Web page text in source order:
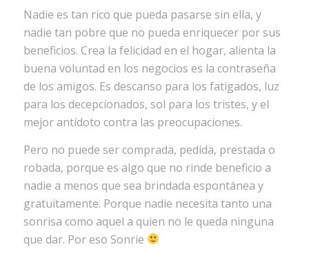
Nadie es tan rico que pueda pasarse sin ella, y
nadie tan pobre que no pueda enriquecer por sus
beneficios. Crea la felicidad en el hogar, alienta la
buena voluntad en los negocios es la contraseña
de los amigos. Es descanso para los fatigados, luz
para los decepcionados, sol para los tristes, y el
mejor antídoto contra las preocupaciones.
Pero no puede ser comprada, pedida, prestada o
robada, porque es algo que no rinde beneficio a
nadie a menos que sea brindada espontánea y
gratuitamente. Porque nadie necesita tanto una
sonrisa como aquel a quien no le queda ninguna
que dar. Por eso Sonrie